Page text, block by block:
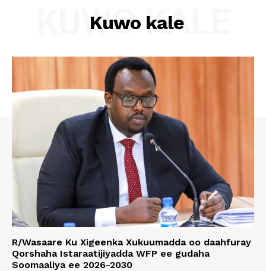
Kuwo kale
KUWO KALE
R/Wasaare Ku Xigeenka Xukuumadda oo daahfuray
Qorshaha Istaraatijiyadda WFP ee gudaha
Soomaaliya ee 2026-2030